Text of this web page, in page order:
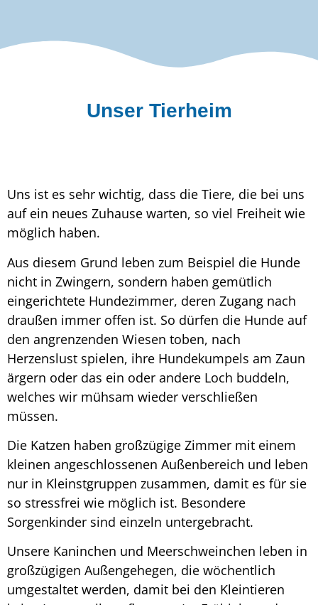
Unser Tierheim
Uns ist es sehr wichtig, dass die Tiere, die bei uns
auf ein neues Zuhause warten, so viel Freiheit wie
möglich haben.
Aus diesem Grund leben zum Beispiel die Hunde
nicht in Zwingern, sondern haben gemütlich
eingerichtete Hundezimmer, deren Zugang nach
draußen immer offen ist. So dürfen die Hunde auf
den angrenzenden Wiesen toben, nach
Herzenslust spielen, ihre Hundekumpels am Zaun
ärgern oder das ein oder andere Loch buddeln,
welches wir mühsam wieder verschließen
müssen.
Die Katzen haben großzügige Zimmer mit einem
kleinen angeschlossenen Außenbereich und leben
nur in Kleinstgruppen zusammen, damit es für sie
so stressfrei wie möglich ist. Besondere
Sorgenkinder sind einzeln untergebracht.
Unsere Kaninchen und Meerschweinchen leben in
großzügigen Außengehegen, die wöchentlich
umgestaltet werden, damit bei den Kleintieren